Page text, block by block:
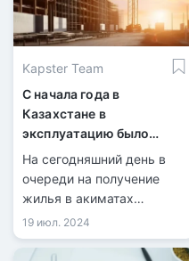
льготной программы для
работающей молодёжи
стал акимат области
совместно с Отбасы
банком.
Kapster Team
С начала года в
Казахстане в
эксплуатацию было
сдано 7,4 млн
На сегодняшний день в
очереди на получение
жилья в акиматах
зарегистрировано более
650 тысяч человек.
19 июл. 2024